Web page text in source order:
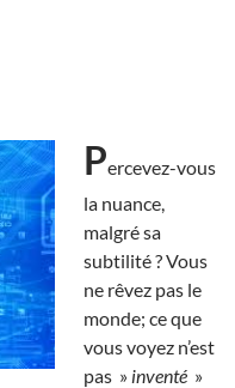
Percevez-vous
la nuance,
malgré sa
subtilité ? Vous
ne rêvez pas le
monde; ce que
vous voyez n’est
pas » inventé »